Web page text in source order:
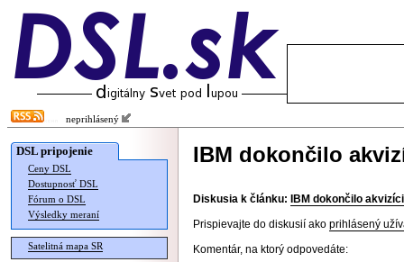
neprihlásený
DSL pripojenie
Ceny DSL
Dostupnosť DSL
Fórum o DSL
Výsledky meraní
Satelitná mapa SR
IBM dokončilo
Diskusia k článku:
IBM dokončilo
Prispievajte do diskusií ako prihlásený
Komentár, na ktorý odpovedáte: